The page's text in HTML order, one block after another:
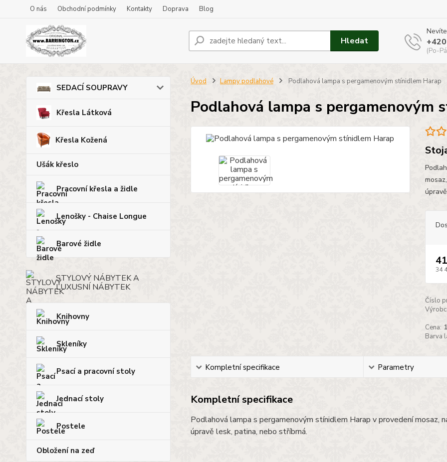
O nás Obchodní podmínky Kontakty Doprava Blog
Hledat
(Po-
SEDACÍ SOUPRAVY
Křesla Látková
Křesla Kožená
Ušák křeslo
Pracovní křesla a židle
Lenošky - Chaise Longue
Barové židle
STYLOVÝ NÁBYTEK A
LUXUSNÍ NÁBYTEK
Knihovny
Skleníky
Psací a pracovní stoly
Jednací stoly
Postele
Obložení na zeď
Úvod Lampy podlahové Podlahová lampa s pergamenovým stínidlem Harap
Podlahová lampa s pergamenovým
34
Číslo
Cena:
Barva
Kompletní specifikace Parametry
Kompletní specifikace
Podlahová lampa s pergamenovým stínidlem Harap v provedení mosaz,
úpravě lesk, patina, nebo stříbrná.